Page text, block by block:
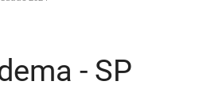
- SP